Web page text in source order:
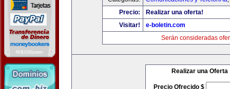
Precio:
Realizar una oferta!
Visitar!
e-boletin.com
Serán consideradas
Realizar una Oferta
Precio Ofrecido $